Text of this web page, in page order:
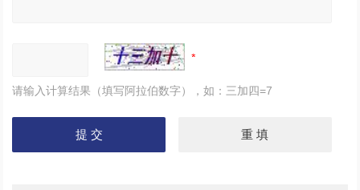
请输入计算结果（填写阿拉伯数字），如：三加四=7